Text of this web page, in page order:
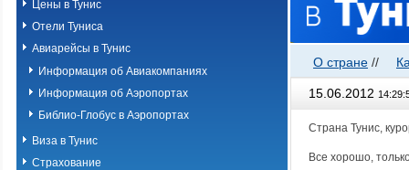
Цены в Тунис
Отели Туниса
Авиарейсы в Тунис
Информация об Авиакомпаниях
Информация об Аэропортах
Библио-Глобус в Аэропортах
Виза в Тунис
Страхование
О стране //
15.06.2012
Страна Тунис,
Все хорошо,